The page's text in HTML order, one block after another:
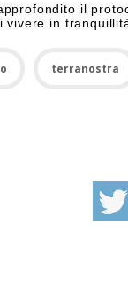
il
in
terranostra